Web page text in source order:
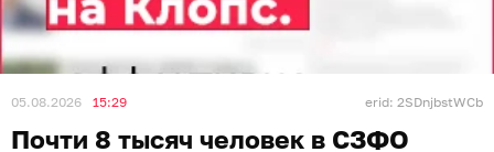
05.08.2026 15:29 erid: 2SDnjbstWCb
Почти 8 тысяч человек в СЗФО